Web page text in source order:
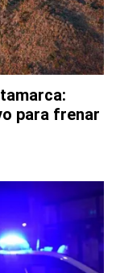
para frenar